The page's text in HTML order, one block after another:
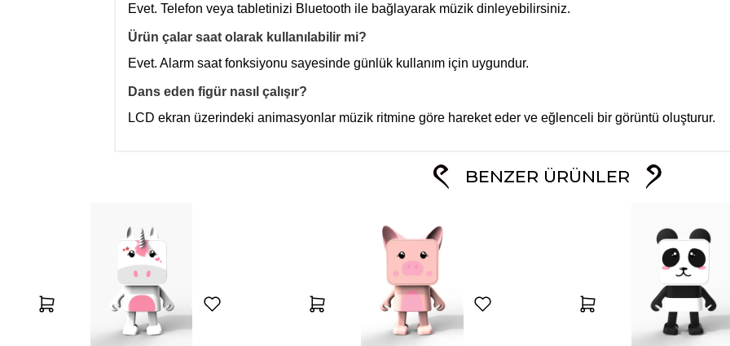
Evet. Telefon veya tabletinizi Bluetooth ile bağlayarak müzik dinleyebilirsiniz.
Ürün çalar saat olarak kullanılabilir mi?
Evet. Alarm saat fonksiyonu sayesinde günlük kullanım için uygundur.
Dans eden figür nasıl çalışır?
LCD ekran üzerindeki animasyonlar müzik ritmine göre hareket eder ve eğlenceli bir görüntü oluşturur.
BENZER ÜRÜNLER